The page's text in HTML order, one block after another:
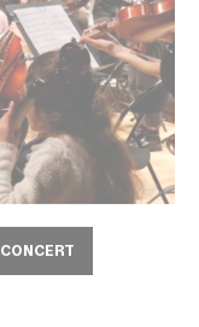
CONCERT